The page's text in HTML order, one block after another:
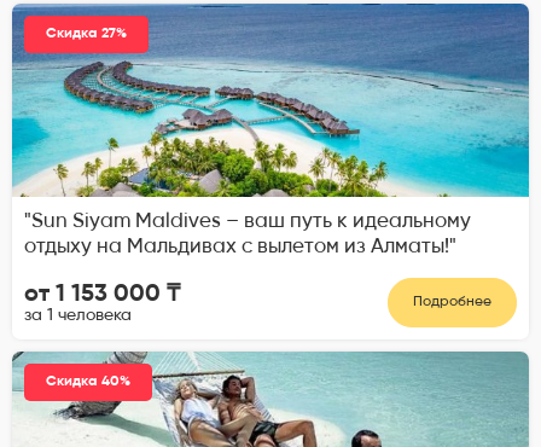
Скидка 27%
"Sun Siyam Maldives – ваш путь к идеальному
отдыху на Мальдивах с вылетом из Алматы!"
от 1 153 000 ₸
за 1 человека
Подробнее
Скидка 40%